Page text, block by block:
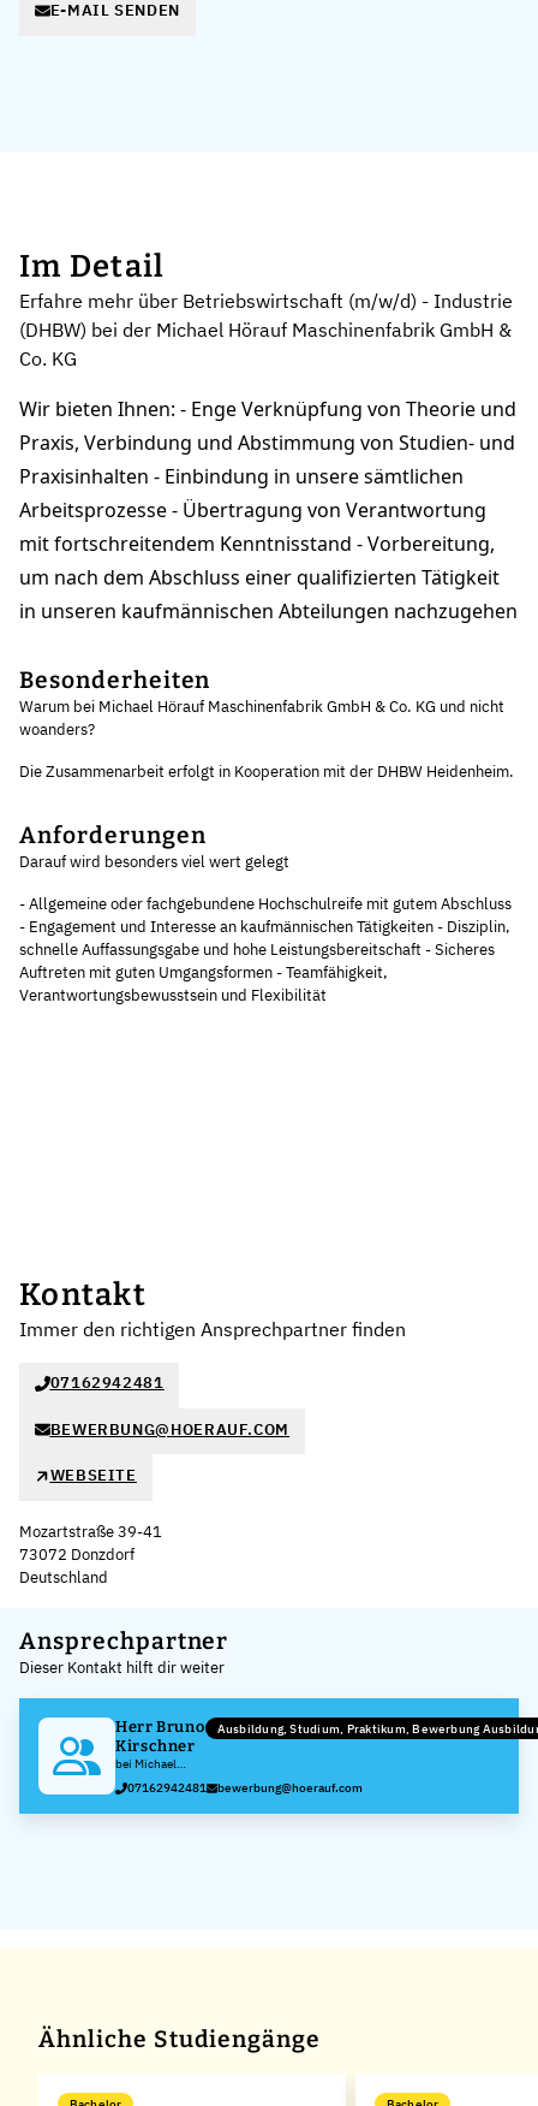
E-MAIL SENDEN
Im Detail
Erfahre mehr über Betriebswirtschaft (m/w/d) - Industrie
(DHBW) bei der Michael Hörauf Maschinenfabrik GmbH &
Co. KG
Wir bieten Ihnen: - Enge Verknüpfung von Theorie und
Praxis, Verbindung und Abstimmung von Studien- und
Praxisinhalten - Einbindung in unsere sämtlichen
Arbeitsprozesse - Übertragung von Verantwortung
mit fortschreitendem Kenntnisstand - Vorbereitung,
um nach dem Abschluss einer qualifizierten Tätigkeit
in unseren kaufmännischen Abteilungen nachzugehen
Besonderheiten
Warum bei Michael Hörauf Maschinenfabrik GmbH & Co. KG und nicht
woanders?
Die Zusammenarbeit erfolgt in Kooperation mit der DHBW Heidenheim.
Anforderungen
Darauf wird besonders viel wert gelegt
- Allgemeine oder fachgebundene Hochschulreife mit gutem Abschluss
- Engagement und Interesse an kaufmännischen Tätigkeiten - Disziplin,
schnelle Auffassungsgabe und hohe Leistungsbereitschaft - Sicheres
Auftreten mit guten Umgangsformen - Teamfähigkeit,
Verantwortungsbewusstsein und Flexibilität
Kontakt
Immer den richtigen Ansprechpartner finden
07162942481
BEWERBUNG@HOERAUF.COM
WEBSEITE
Mozartstraße 39-41
73072 Donzdorf
Deutschland
+
−
Ansprechpartner
Dieser Kontakt hilft dir weiter
Herr Bruno
Kirschner
bei Michael
Hörauf
Maschinenfabrik
GmbH & Co. KG
Ausbildung, Studium, Praktikum, Bewerbung
07162942481 bewerbung@hoerauf.com
Ähnliche Studiengänge